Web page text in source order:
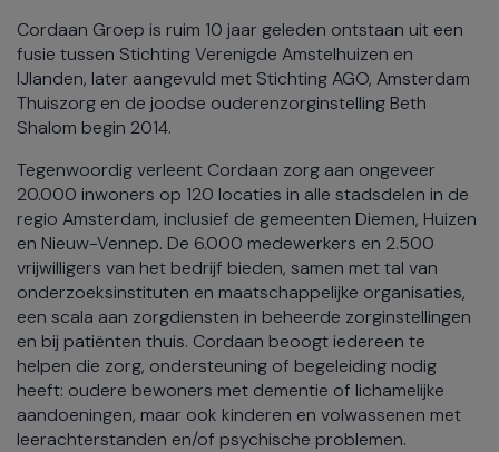
Cordaan Groep is ruim 10 jaar geleden ontstaan uit een
fusie tussen Stichting Verenigde Amstelhuizen en
IJlanden, later aangevuld met Stichting AGO, Amsterdam
Thuiszorg en de joodse ouderenzorginstelling Beth
Shalom begin 2014.
Tegenwoordig verleent Cordaan zorg aan ongeveer
20.000 inwoners op 120 locaties in alle stadsdelen in de
regio Amsterdam, inclusief de gemeenten Diemen, Huizen
en Nieuw-Vennep. De 6.000 medewerkers en 2.500
vrijwilligers van het bedrijf bieden, samen met tal van
onderzoeksinstituten en maatschappelijke organisaties,
een scala aan zorgdiensten in beheerde zorginstellingen
en bij patiënten thuis. Cordaan beoogt iedereen te
helpen die zorg, ondersteuning of begeleiding nodig
heeft: oudere bewoners met dementie of lichamelijke
aandoeningen, maar ook kinderen en volwassenen met
leerachterstanden en/of psychische problemen.